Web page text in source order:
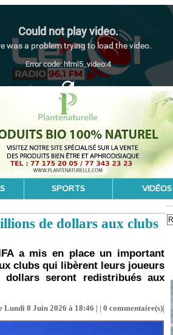
SPORTS VIDÉOS
de dollars aux clubs
a mis en place un important
clubs qui libèrent leurs joueurs
seront redistribués aux
Lundi 8 Juin 2026 à 18:46 | | 0 commentaire(s)|